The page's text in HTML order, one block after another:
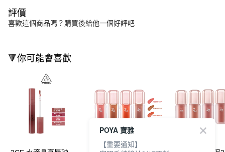
評價
喜歡這個商品嗎？購買後給他一個好評吧
🔻你可能會喜歡
POYA 寶雅
【重要通知】